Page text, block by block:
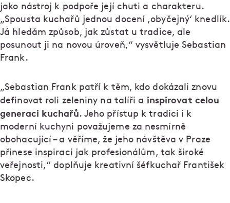
jako nástroj k podpoře její chuti a charakteru.
„Spousta kuchařů jednou docení ,obyčejný‘ knedlík.
Já hledám způsob, jak zůstat u tradice, ale
posunout ji na novou úroveň,“ vysvětluje Sebastian
Frank.
„Sebastian Frank patří k těm, kdo dokázali znovu
definovat roli zeleniny na talíři a inspirovat celou
generaci kuchařů. Jeho přístup k tradici i k
moderní kuchyni považujeme za nesmírně
obohacující – a věříme, že jeho návštěva v Praze
přinese inspiraci jak profesionálům, tak široké
veřejnosti,“ doplňuje kreativní šéfkuchař František
Skopec.